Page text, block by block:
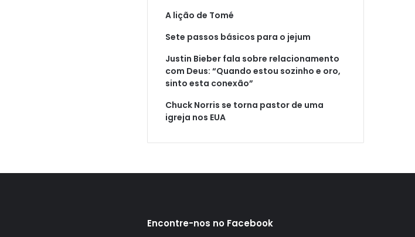
A lição de Tomé
Sete passos básicos para o jejum
Justin Bieber fala sobre relacionamento
com Deus: “Quando estou sozinho e oro,
sinto esta conexão”
Chuck Norris se torna pastor de uma
igreja nos EUA
Encontre-nos no Facebook